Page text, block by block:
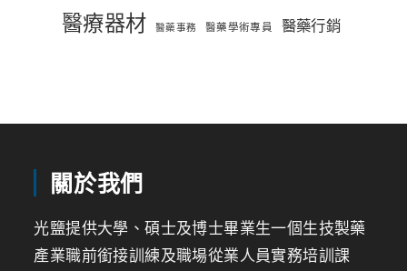
醫療器材 醫藥事務 醫藥學術專員 醫藥行銷
關於我們
光鹽提供大學、碩士及博士畢業生一個生技製藥
產業職前銜接訓練及職場從業人員實務培訓課